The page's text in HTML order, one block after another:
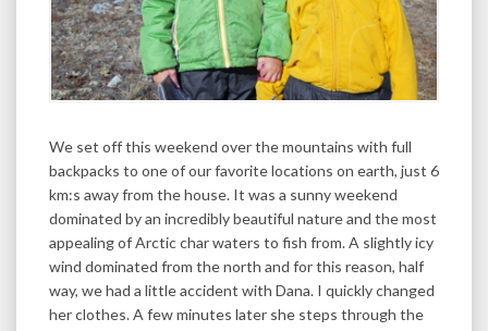
We set off this weekend over the mountains with full
backpacks to one of our favorite locations on earth, just 6
km:s away from the house. It was a sunny weekend
dominated by an incredibly beautiful nature and the most
appealing of Arctic char waters to fish from. A slightly icy
wind dominated from the north and for this reason, half
way, we had a little accident with Dana. I quickly changed
her clothes. A few minutes later she steps through the